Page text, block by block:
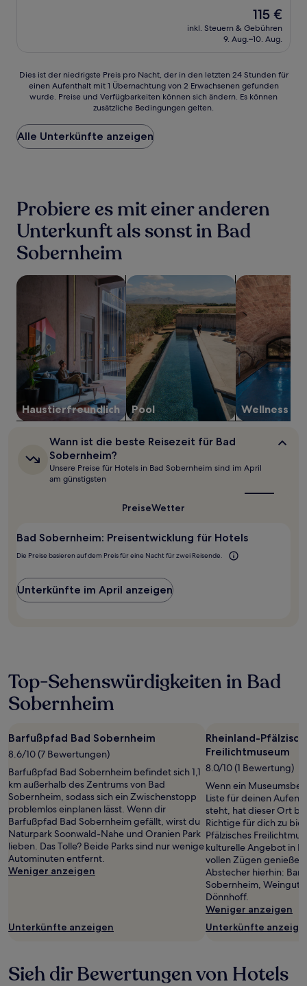
Der
Preis
beträgt
115 €
inkl. Steuern & Gebühren
9. Aug.–10. Aug.
Dies
der
Preis
pro
Nacht,
24 Stunden
für
einen
Aufenthalt
mit
1 Übernachtung
von
wurde.
Preise
und
Verfügbarkeiten
können
sich
ändern.
Es
können
Bedingungen
gelten.
Dies ist der niedrigste Preis pro Nacht, der in den letzten 24 Stunden für
einen Aufenthalt mit 1 Übernachtung von 2 Erwachsenen gefunden
wurde. Preise und Verfügbarkeiten können sich ändern. Es können
zusätzliche Bedingungen gelten.
Alle Unterkünfte anzeigen
Probiere es mit einer anderen
Unterkunft als sonst in Bad
Sobernheim
Haustier­freundlich
Suche nach haustierfreundlichen Unterkünften
Pool
Suche nach Unterkünften mit Pool
Wellness
Suche nach
Wann
ist
die
beste
Reisezeit
Wann ist die beste Reisezeit für Bad
Sobernheim?
Unsere Preise für Hotels in Bad Sobernheim sind im April
am günstigsten
PreiseWetter
Bad Sobernheim: Preisentwicklung für Hotels
Die Preise basieren auf dem Preis für eine Nacht für zwei Reisende.
Unterkünfte im April anzeigen
Top-Sehenswürdigkeiten in Bad
Sobernheim
Barfußpfad Bad Sobernheim
8.6/10 (7 Bewertungen)
Barfußpfad Bad Sobernheim befindet sich 1,1
km außerhalb des Zentrums von Bad
Sobernheim, sodass sich ein Zwischenstopp
problemlos einplanen lässt. Wenn dir
Barfußpfad Bad Sobernheim gefällt, wirst du
Naturpark Soonwald-Nahe und Oranien Park
lieben. Das Tolle? Beide Parks sind nur wenige
Autominuten entfernt.
Weniger anzeigen
Unterkünfte anzeigen
Rheinland-
Freilichtmuseum
8.0/10 (1 Bewertung)
Wenn ein
Liste für deinen
steht, hat dieser Ort
Richtige für dich zu
Pfälzisches
kulturelle Angebot in
vollen Zügen
Abstecher hierhin:
Sobernheim, Weingut
Dönnhoff.
Weniger anzeigen
Unterkünfte
Sieh dir Bewertungen von Hotels